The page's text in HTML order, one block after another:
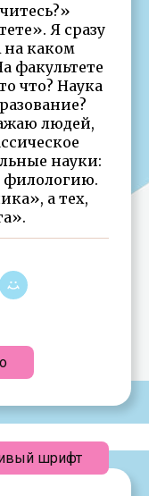
Я сразу
на каком
факультете
что? Наука
людей,
науки:
филологию.
а тех,
шрифт